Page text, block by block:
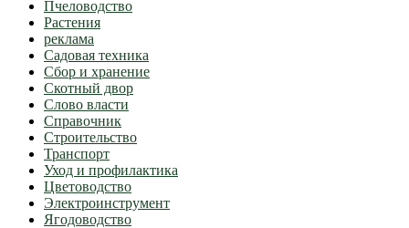
Пчеловодство
Растения
реклама
Садовая техника
Сбор и хранение
Скотный двор
Слово власти
Справочник
Строительство
Транспорт
Уход и профилактика
Цветоводство
Электроинструмент
Ягодоводство